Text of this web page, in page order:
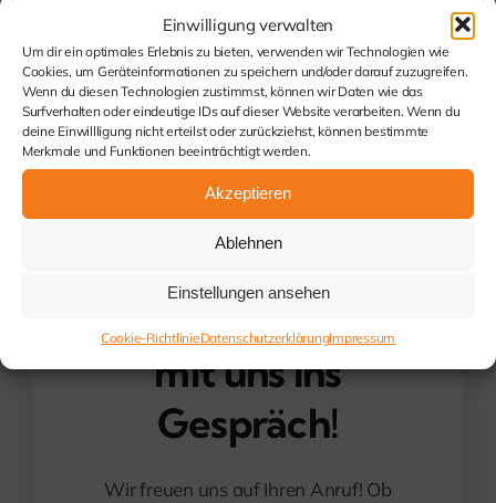
Einwilligung verwalten
Um dir ein optimales Erlebnis zu bieten, verwenden wir Technologien wie
Cookies, um Geräteinformationen zu speichern und/oder darauf zuzugreifen.
Wenn du diesen Technologien zustimmst, können wir Daten wie das
Surfverhalten oder eindeutige IDs auf dieser Website verarbeiten. Wenn du
deine Einwillligung nicht erteilst oder zurückziehst, können bestimmte
Merkmale und Funktionen beeinträchtigt werden.
Akzeptieren
Ablehnen
Einstellungen ansehen
Cookie-RichtlinieDatenschutzerklärungImpressum
Kommen Sie
mit uns ins
Gespräch!
Wir freuen uns auf Ihren Anruf! Ob